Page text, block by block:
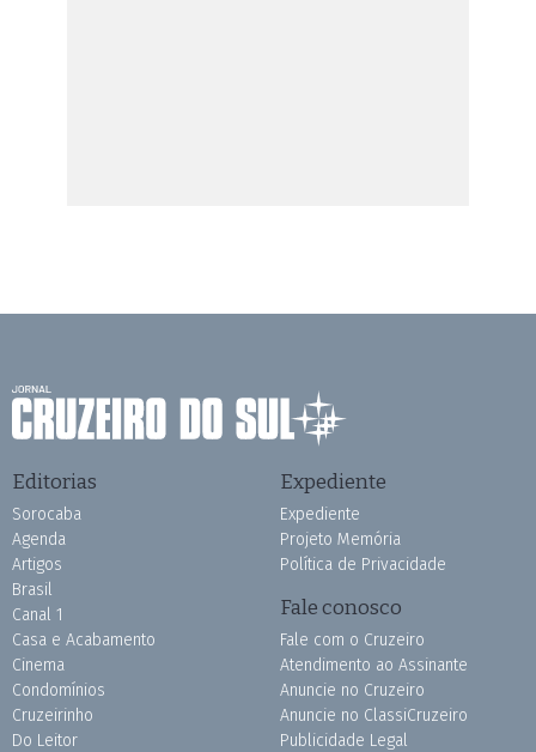
Editorias
Sorocaba
Agenda
Artigos
Brasil
Canal 1
Casa e Acabamento
Cinema
Condomínios
Cruzeirinho
Do Leitor
Expediente
Expediente
Projeto Memória
Política de Privacidade
Fale conosco
Fale com o Cruzeiro
Atendimento ao Assinante
Anuncie no Cruzeiro
Anuncie no ClassiCruzeiro
Publicidade Legal